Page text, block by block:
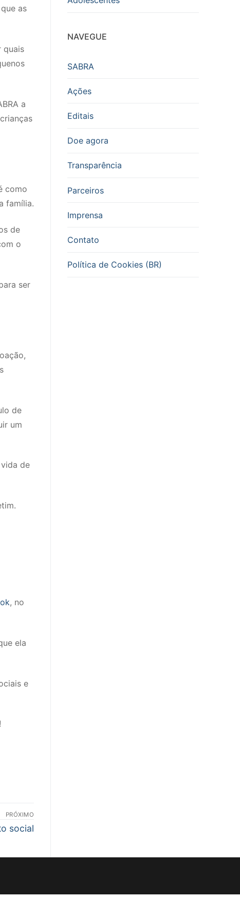
as
quais
a
como
família.
de
o
ser
de
um
de
, no
ela
e
PRÓXIMO
social
NAVEGUE
SABRA
Ações
Editais
Doe agora
Transparência
Parceiros
Imprensa
Contato
Política de Cookies (BR)